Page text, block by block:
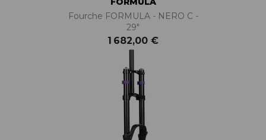
Fourche FORMULA - NERO C -
29"
1 682,00 €